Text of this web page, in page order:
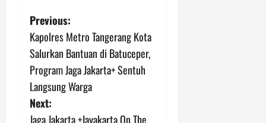
P
o
s
t
Previous:
Kapolres Metro Tangerang Kota
Salurkan Bantuan di Batuceper,
Program Jaga Jakarta+ Sentuh
Langsung Warga
Next:
Jaga Jakarta +Jayakarta On The